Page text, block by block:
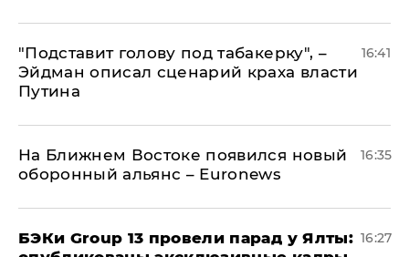
​"Подставит голову под табакерку", –
Эйдман описал сценарий краха власти
Путина
16:41
На Ближнем Востоке появился новый
оборонный альянс – Euronews
16:35
​БЭКи Group 13 провели парад у Ялты: 16:27